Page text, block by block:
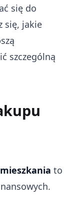
się do
się, jakie
szczególną
to